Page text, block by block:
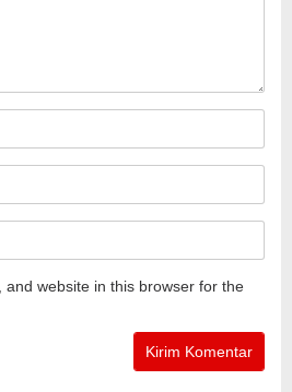
and website in this browser for the